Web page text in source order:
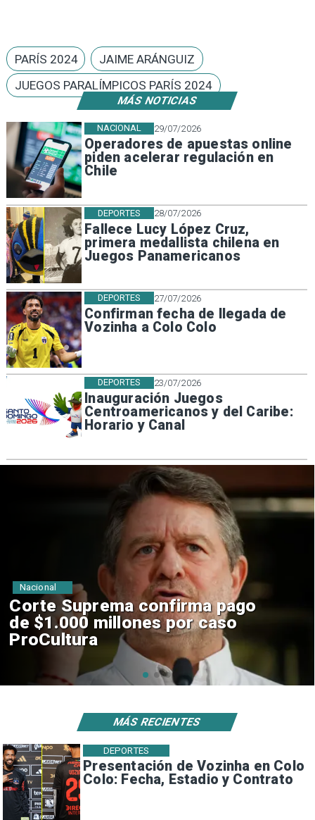
MÁS NOTICIAS
29/07/2026
Operadores de apuestas online
piden acelerar regulación en
Chile
NACIONAL
28/07/2026
Fallece Lucy López Cruz,
primera medallista chilena en
Juegos Panamericanos
DEPORTES
27/07/2026
Confirman fecha de llegada de
Vozinha a Colo Colo
DEPORTES
23/07/2026
Inauguración Juegos
Centroamericanos y del Caribe:
Horario y Canal
DEPORTES
PARÍS 2024
JAIME ARÁNGUIZ
JUEGOS PARALÍMPICOS PARÍS 2024
Codelco suspende
construcción de Andes Norte
en El Teniente por riesgos
sísmicos
Nacional
Presentación de Vozinha en Colo
Colo: Fecha, Estadio y Contrato
DEPORTES
MÁS RECIENTES